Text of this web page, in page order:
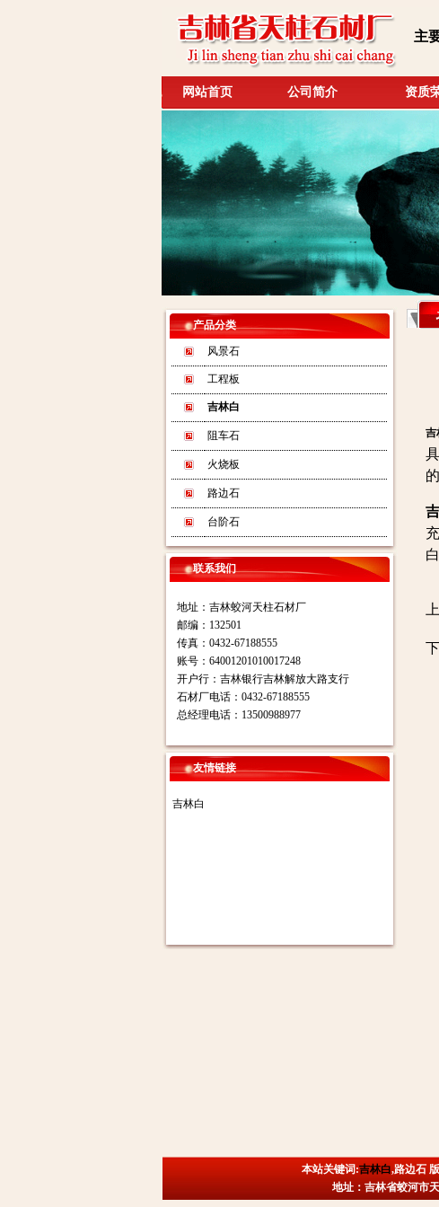
主
网站首页 公司简介 资质
产品分类
风景石
工程板
吉林白
阻车石
火烧板
路边石
台阶石
联系我们
地址：吉林蛟河天柱石材厂
邮编：132501
传真：0432-67188555
账号：64001201010017248
开户行：吉林银行吉林解放大路支行
石材厂电话：0432-67188555
总经理电话：13500988977
友情链接
吉林白
吉
本站关键词:吉林白,路边石
地址：吉林省蛟河市